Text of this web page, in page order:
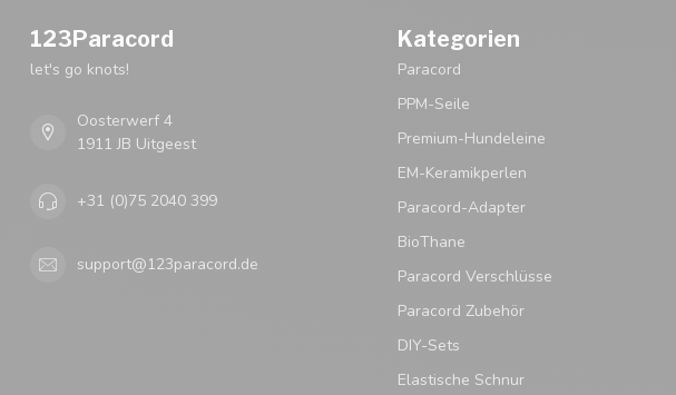
123Paracord
let's go knots!
Oosterwerf 4
1911 JB Uitgeest
+31 (0)75 2040 399
support@123paracord.de
Kategorien
Paracord
PPM-Seile
Premium-Hundeleine
EM-Keramikperlen
Paracord-Adapter
BioThane
Paracord Verschlüsse
Paracord Zubehör
DIY-Sets
Elastische Schnur